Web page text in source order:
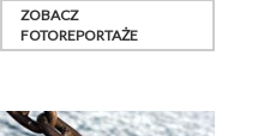
ZOBACZ
FOTOREPORTAŻE